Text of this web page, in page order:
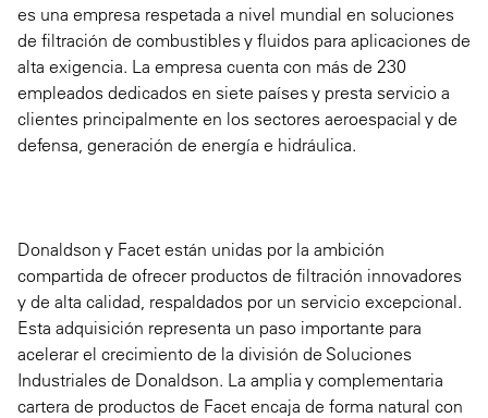
es una empresa respetada a nivel mundial en soluciones
de filtración de combustibles y fluidos para aplicaciones de
alta exigencia. La empresa cuenta con más de 230
empleados dedicados en siete países y presta servicio a
clientes principalmente en los sectores aeroespacial y de
defensa, generación de energía e hidráulica.
Donaldson y Facet están unidas por la ambición
compartida de ofrecer productos de filtración innovadores
y de alta calidad, respaldados por un servicio excepcional.
Esta adquisición representa un paso importante para
acelerar el crecimiento de la división de Soluciones
Industriales de Donaldson. La amplia y complementaria
cartera de productos de Facet encaja de forma natural con